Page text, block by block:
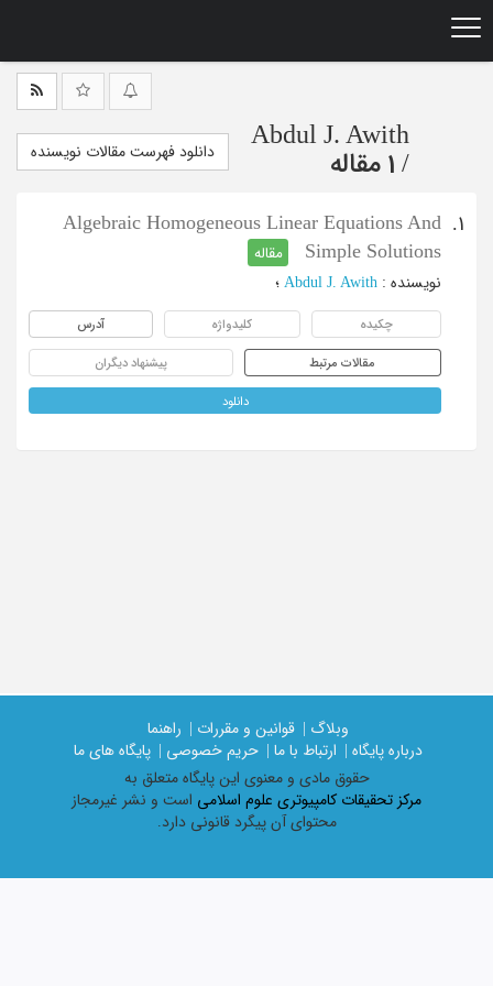
Abdul J. Awith
/ 1 مقاله دانلود فهرست مقالات نویسنده
1.
Algebraic Homogeneous Linear Equations And
Simple Solutions
مقاله
نویسنده :
Abdul J. Awith ؛
چکیده کلیدواژه آدرس
مقالات مرتبط پیشنهاد دیگران
دانلود
وبلاگ | قوانین و مقررات |
راهنما
درباره پایگاه |
ارتباط با ما | حریم خصوصی |
پایگاه های ما
حقوق مادی و معنوی اين پايگاه متعلق به
مرکز تحقیقات کامپیوتری علوم اسلامی است و نشر غیرمجاز
محتوای آن پیگرد قانونی دارد.